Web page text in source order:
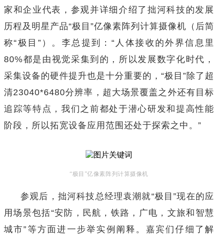
家和企业代表，参观并详细介绍了拙河科技的发展
历程及明星产品“极目”亿像素阵列计算摄像机（后简
称“极目”）。李总提到：“人体接收的外界信息里
80%都是由视觉采集到的，所以发展数字化时代，
采集设备的硬件提升也是十分重要的，“极目”除了超
清23040*6480分辨率，超大场景覆盖之外还有目标
追踪等特点，我们之前都处于潜心研发和提高性能
阶段，所以拓宽设备应用范围还处于探索之中。”
“极目”亿像素阵列计算摄像机
参观后，拙河科技总经理袁潮就“极目”现在的应
用场景包括“安防，民航，铁路，广电，文旅和智慧
城市”等方面进一步举实例阐释。嘉宾们仔细了解